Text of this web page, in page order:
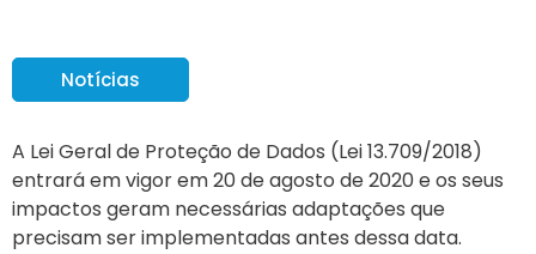
Notícias
A Lei Geral de Proteção de Dados (Lei 13.709/2018)
entrará em vigor em 20 de agosto de 2020 e os seus
impactos geram necessárias adaptações que
precisam ser implementadas antes dessa data.